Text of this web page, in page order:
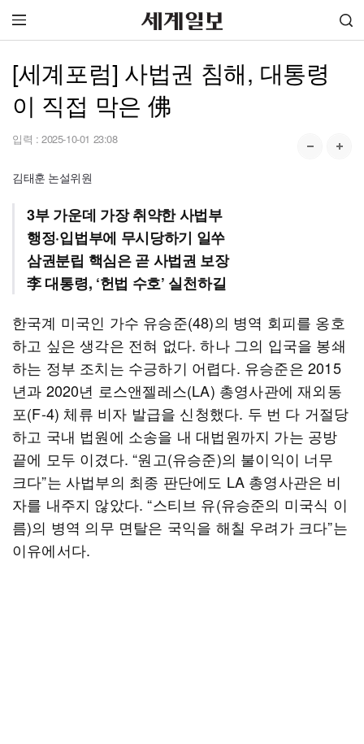
[세계포럼] 사법권 침해, 대통령
이 직접 막은 佛
입력 : 2025-10-01 23:08
김태훈 논설위원
3부 가운데 가장 취약한 사법부
행정·입법부에 무시당하기 일쑤
삼권분립 핵심은 곧 사법권 보장
李 대통령, ‘헌법 수호’ 실천하길
한국계 미국인 가수 유승준(48)의 병역 회피를 옹호
하고 싶은 생각은 전혀 없다. 하나 그의 입국을 봉쇄
하는 정부 조치는 수긍하기 어렵다. 유승준은 2015
년과 2020년 로스앤젤레스(LA) 총영사관에 재외동
포(F-4) 체류 비자 발급을 신청했다. 두 번 다 거절당
하고 국내 법원에 소송을 내 대법원까지 가는 공방
끝에 모두 이겼다. “원고(유승준)의 불이익이 너무
크다”는 사법부의 최종 판단에도 LA 총영사관은 비
자를 내주지 않았다. “스티브 유(유승준의 미국식 이
름)의 병역 의무 면탈은 국익을 해칠 우려가 크다”는
이유에서다.